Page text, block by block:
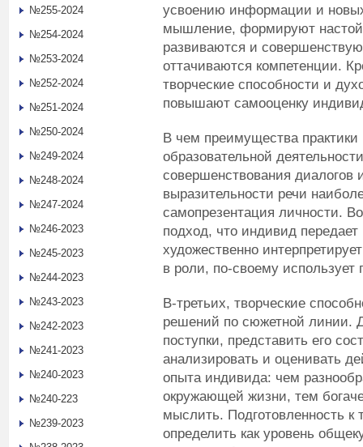
усвоению информации и
мышление, формируют
развиваются и
оттачиваются компетенции.
творческие способности и
повышают самооценку
В чем преимущества
образовательной
совершенствования диалогов
выразительности речи
самопрезентация личности.
подход, что индивид
художественно
в роли, по-своему
В-третьих, творческие
решений по сюжетной линии.
поступки, представить его
анализировать и оценивать
опыта индивида: чем
окружающей жизни, тем
мыслить. Подготовленность к
определить как уровень
№255-2024
№254-2024
№253-2024
№252-2024
№251-2024
№250-2024
№249-2024
№248-2024
№247-2024
№246-2023
№245-2023
№244-2023
№243-2023
№242-2023
№241-2023
№240-2023
№240-223
№239-2023